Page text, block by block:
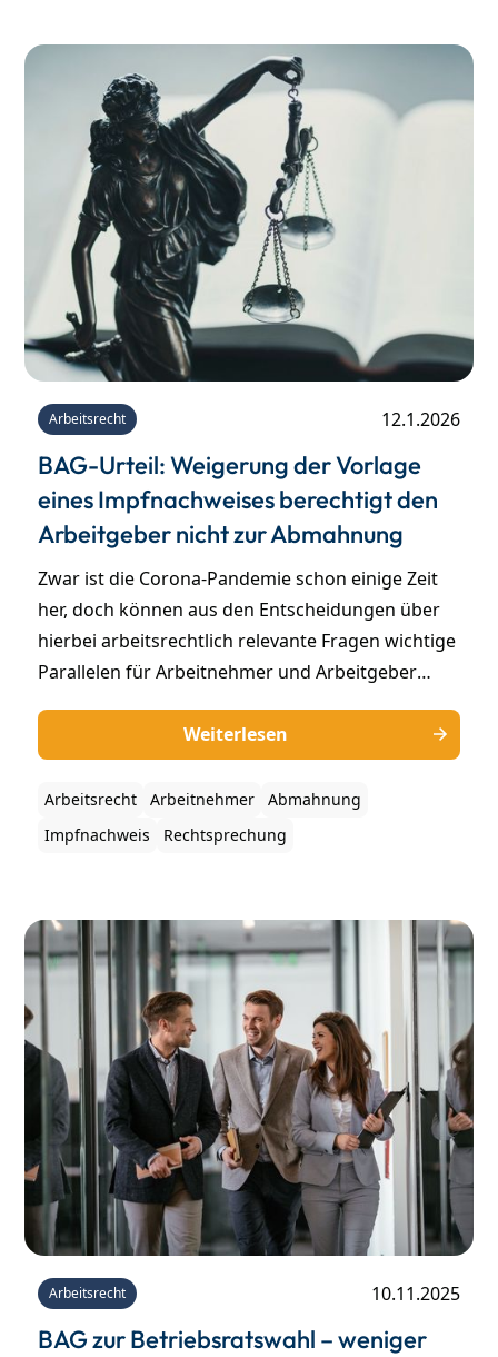
Arbeitsrecht 12.1.2026
BAG-Urteil: Weigerung der Vorlage
eines Impfnachweises berechtigt den
Arbeitgeber nicht zur Abmahnung
Zwar ist die Corona-Pandemie schon einige Zeit
her, doch können aus den Entscheidungen über
hierbei arbeitsrechtlich relevante Fragen wichtige
Parallelen für Arbeitnehmer und Arbeitgeber
uns daher mit der im Rahmen der Corona-Krise
aufgekommenen - aber weiterhin für andere
Erkrankungen relevanten - Frage, ob die
Unterlassung einer Impfung bzw. die Weigerung
hat das BAG mit Urteil vom 19.06.2024 (Az.: 5 AZR
192/23) eine Entscheidung getroffen.
Weiterlesen
Arbeitsrecht Arbeitnehmer
Abmahnung
Impfnachweis
Rechtsprechung
Arbeitsrecht 10.11.2025
BAG zur Betriebsratswahl – weniger